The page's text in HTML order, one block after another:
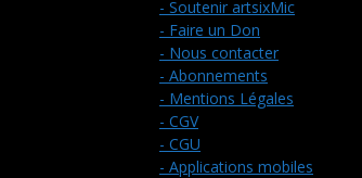
- Soutenir artsixMic
- Faire un Don
- Nous contacter
- Abonnements
- Mentions Légales
- CGV
- CGU
- Applications mobiles